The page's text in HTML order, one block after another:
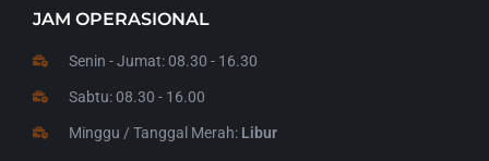
JAM OPERASIONAL
Senin - Jumat: 08.30 - 16.30
Sabtu: 08.30 - 16.00
Minggu / Tanggal Merah: Libur